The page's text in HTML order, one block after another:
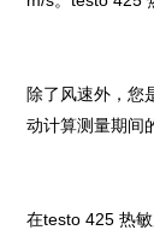
除了风速外，您
动计算测量期间
在testo 425 热